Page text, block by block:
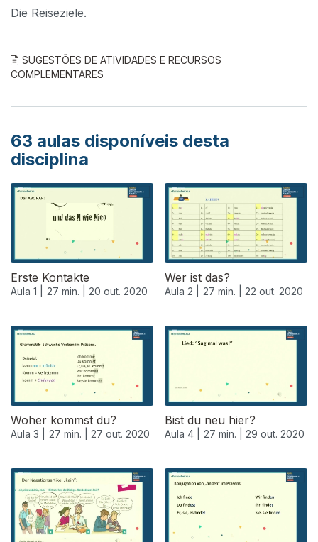
Die Reiseziele.
SUGESTÕES DE ATIVIDADES E RECURSOS
COMPLEMENTARES
63 aulas disponíveis desta
disciplina
Erste Kontakte
Aula 1 | 27 min. | 20 out. 2020
Wer ist das?
Aula 2 | 27 min. | 22 out. 2020
Woher kommst du?
Aula 3 | 27 min. | 27 out. 2020
Bist du neu hier?
Aula 4 | 27 min. | 29 out. 2020